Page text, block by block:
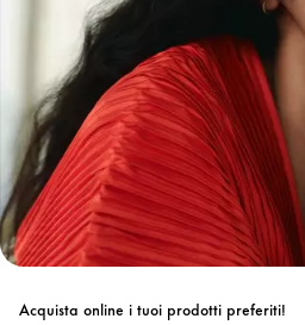
Acquista online i tuoi prodotti preferiti!